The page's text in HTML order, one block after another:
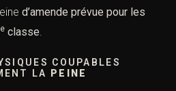
d’amende prévue pour les
classe.
COUPABLES
LA
PEINE